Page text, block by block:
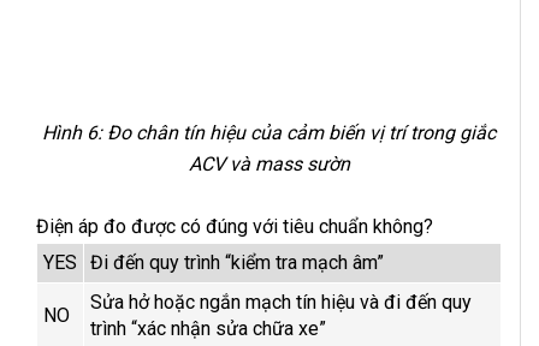
Hình 6: Đo chân tín hiệu của cảm biến vị trí trong giắc
ACV và mass sườn
Điện áp đo được có đúng với tiêu chuẩn không?
YES
Đi đến quy trình “kiểm tra mạch âm”
NO
Sửa hở hoặc ngắn mạch tín hiệu và đi đến quy
trình “xác nhận sửa chữa xe”